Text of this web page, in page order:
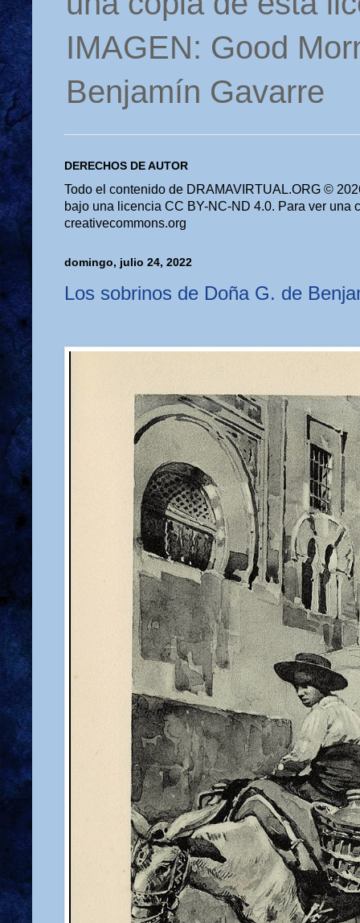
IMAGEN: Good
Benjamín Gavarre
DERECHOS DE AUTOR
Todo el contenido de DRAMAVIRTUAL.ORG ©
bajo una licencia CC BY-NC-ND 4.0. Para ver una
creativecommons.org
domingo, julio 24, 2022
Los sobrinos de Doña G. de